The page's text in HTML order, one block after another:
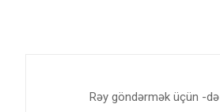
Rəy göndərmək üçün -də